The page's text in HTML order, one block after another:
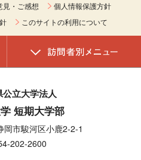
見・ご感想
個人情報保護方針
このサイトの利用について
公立大学法人
短期大学部
岡市駿河区小鹿2-2-1
202-2600